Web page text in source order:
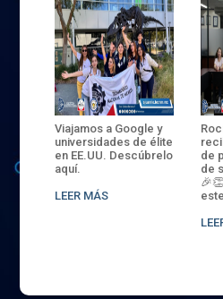
Viajamos a Google y
universidades de élite
en EE.UU. Descúbrelo
aquí.
LEER MÁS
de
de